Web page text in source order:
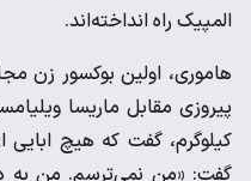
المپیک راه انداخته‌اند.
هاموری، اولین بوکسور زن
کیلوگرم، گفت که هیچ ابایی
گفت: «من نمی‌ترسم. من به